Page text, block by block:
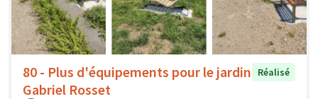
80 - Plus d'équipements pour le jardin
Gabriel Rosset
Réalisé